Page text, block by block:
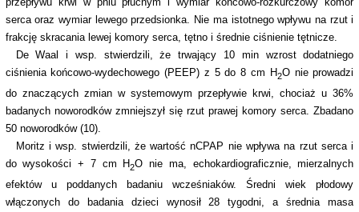
serca oraz wymiar lewego przedsionka. Nie ma istotnego wpływu na rzut i
frakcję skracania lewej komory serca, tętno i średnie ciśnienie tętnicze.
De Waal i wsp. stwierdzili, że trwający 10 min wzrost dodatniego
ciśnienia końcowo-wydechowego (PEEP) z 5 do 8 cm H2O nie prowadzi
do znaczących zmian w systemowym przepływie krwi, chociaż u 36%
badanych noworodków zmniejszył się rzut prawej komory serca. Zbadano
50 noworodków (10).
Moritz i wsp. stwierdzili, że wartość nCPAP nie wpływa na rzut serca i
do wysokości + 7 cm H2O nie ma, echokardiograficznie, mierzalnych
efektów u poddanych badaniu wcześniaków. Średni wiek płodowy
włączonych do badania dzieci wynosił 28 tygodni, a średnia masa